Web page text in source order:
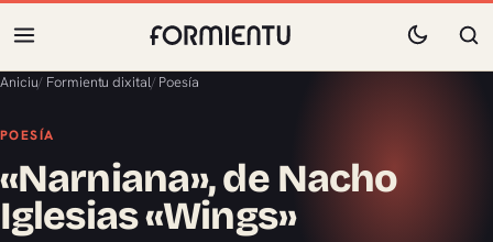
Aniciu/ Formientu dixital/ Poesía
POESÍA
«Narniana», de Nacho
Iglesias «Wings»